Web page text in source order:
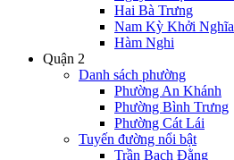
Hai Bà Trưng
Nam Kỳ Khởi Nghĩa
Hàm Nghi
Quận 2
Danh sách phường
Phường An Khánh
Phường Bình Trưng
Phường Cát Lái
Tuyến đường nổi bật
Trần Bạch Đằng